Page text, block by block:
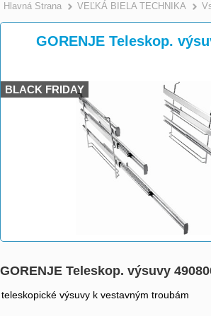
Hlavná Strana >
VEĽKÁ BIELA TECHNIKA
GORENJE Teleskop.
BLACK FRIDAY
GORENJE Teleskop. výsuvy
teleskopické výsuvy k vestavným troubám